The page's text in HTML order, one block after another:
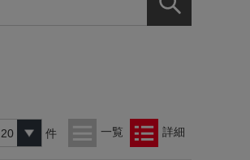
件 一覧 詳細